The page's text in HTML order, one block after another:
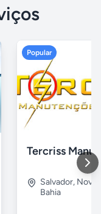
Popular
Salvador, Nova
Bahia